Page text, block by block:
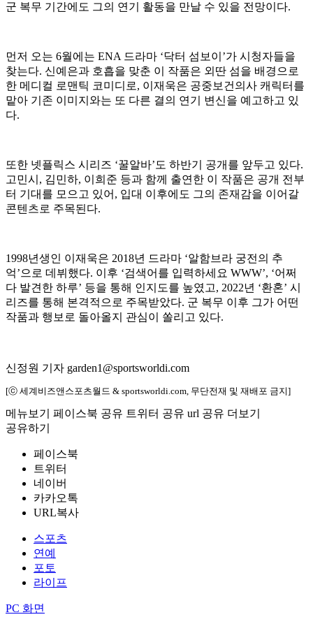
군 복무 기간에도 그의 연기 활동을 만날 수 있을 전망이다.
먼저 오는 6월에는 ENA 드라마 ‘닥터 섬보이’가 시청자들을
찾는다. 신예은과 호흡을 맞춘 이 작품은 외딴 섬을 배경으로
한 메디컬 로맨틱 코미디로, 이재욱은 공중보건의사 캐릭터를
맡아 기존 이미지와는 또 다른 결의 연기 변신을 예고하고 있
다.
또한 넷플릭스 시리즈 ‘꿀알바’도 하반기 공개를 앞두고 있다.
고민시, 김민하, 이희준 등과 함께 출연한 이 작품은 공개 전부
터 기대를 모으고 있어, 입대 이후에도 그의 존재감을 이어갈
콘텐츠로 주목된다.
1998년생인 이재욱은 2018년 드라마 ‘알함브라 궁전의 추
억’으로 데뷔했다. 이후 ‘검색어를 입력하세요 WWW’, ‘어쩌
다 발견한 하루’ 등을 통해 인지도를 높였고, 2022년 ‘환혼’ 시
리즈를 통해 본격적으로 주목받았다. 군 복무 이후 그가 어떤
작품과 행보로 돌아올지 관심이 쏠리고 있다.
신정원 기자 garden1@sportsworldi.com
[ⓒ 세계비즈앤스포츠월드 & sportsworldi.com, 무단전재 및 재배포 금지]
메뉴보기 페이스북 공유 트위터 공유 url 공유 더보기
공유하기
페이스북
트위터
네이버
카카오톡
URL복사
스포츠
연예
포토
라이프
PC 화면